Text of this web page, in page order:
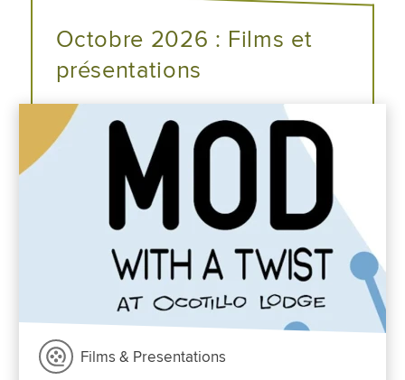
Octobre 2026 : Films et
présentations
Films & Presentations